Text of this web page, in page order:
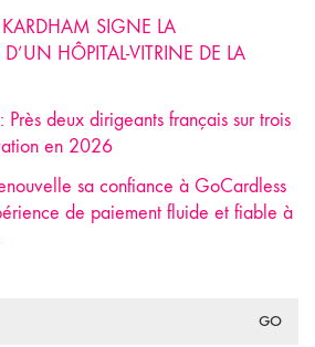
SIGNE LA
HÔPITAL-VITRINE DE LA
Près deux dirigeants français sur trois
en 2026
sa confiance à GoCardless
de paiement fluide et fiable à